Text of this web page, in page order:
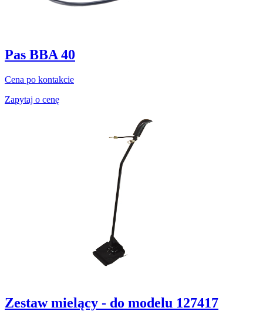
Pas BBA 40
Cena po kontakcie
Zapytaj o cenę
Zestaw mielący - do modelu 127417